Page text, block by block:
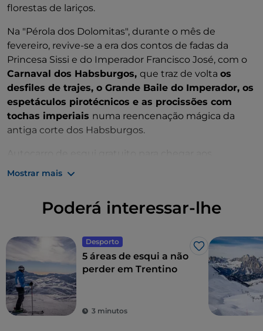
os níveis.
A localidade também está equipada com 22 km de
pistas de esqui de fundo na zona de Campo Carlo
Magno.
florestas de lariços.
Na "Pérola dos Dolomitas", durante o mês de
fevereiro, revive-se a era dos contos de fadas da
Princesa Sissi e do Imperador Francisco José, com o
Carnaval dos Habsburgos, que traz de volta os
desfiles de trajes, o Grande Baile do Imperador, os
espetáculos pirotécnicos e as procissões com
tochas imperiais numa reencenação mágica da
antiga corte dos Habsburgos.
teleféricos, reservados para todos os portadores do
Mostrar mais
Poderá interessar-lhe
Desporto
Gosto
5 áreas de esqui a não
perder em Trentino
3 minutos